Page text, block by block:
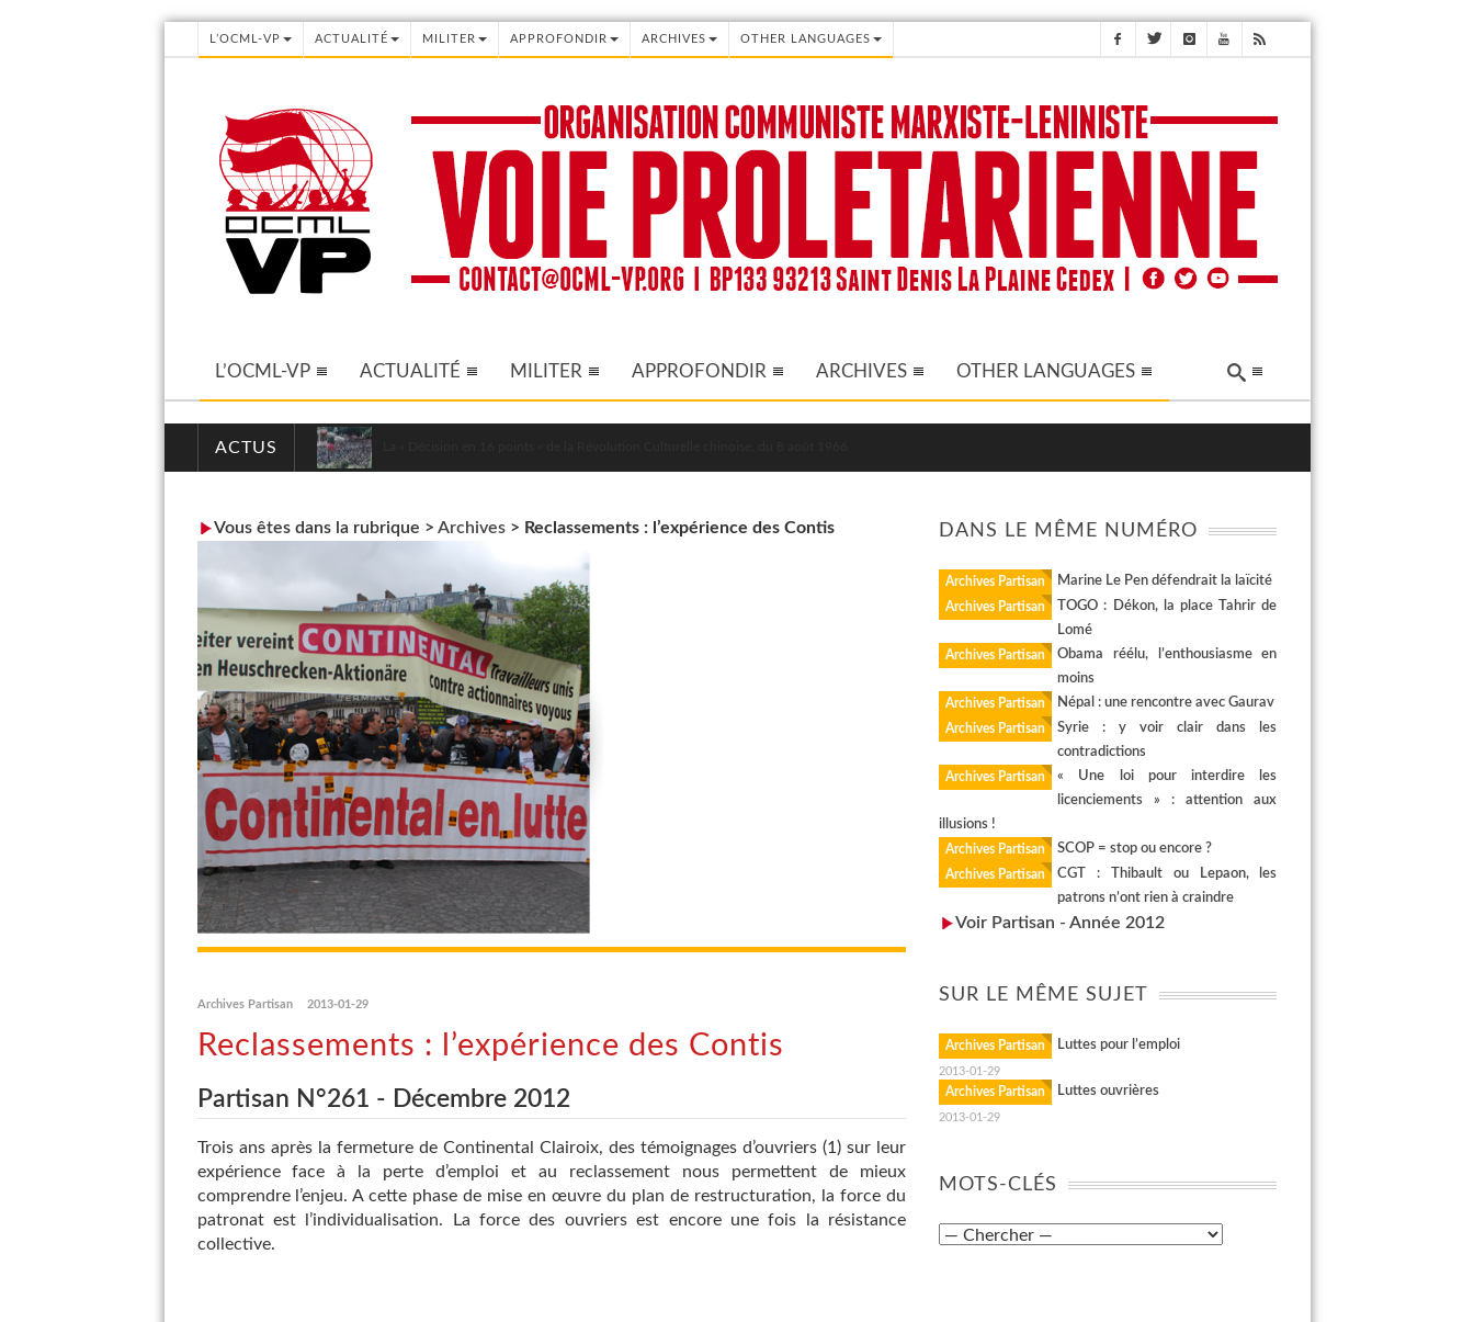
L’OCML-VP ACTUALITÉ MILITER APPROFONDIR ARCHIVES OTHER LANGUAGES
L’OCML-VP ACTUALITÉ MILITER APPROFONDIR ARCHIVES OTHER LANGUAGES
ACTUS
Vous êtes dans la rubrique > Archives> Reclassements : l’expérience des Contis
Archives Partisan 2013-01-29
Reclassements : l’expérience des Contis
Partisan N°261 - Décembre 2012
Trois ans après la fermeture de Continental Clairoix, des témoignages d’ouvriers (1) sur leur
expérience face à la perte d’emploi et au reclassement nous permettent de mieux
comprendre l’enjeu. A cette phase de mise en œuvre du plan de restructuration, la force du
patronat est l’individualisation. La force des ouvriers est encore une fois la résistance
collective.
DANS LE MÊME NUMÉRO
Archives Partisan Marine Le Pen défendrait la laïcité
Archives Partisan
TOGO : Dékon, la place Tahrir de
Lomé
Archives Partisan
Obama réélu, l’enthousiasme en
moins
Archives Partisan Népal : une rencontre avec Gaurav
Archives Partisan
Syrie : y voir clair dans les
contradictions
Archives Partisan
« Une loi pour interdire les
licenciements » : attention aux
illusions !
Archives Partisan SCOP = stop ou encore ?
Archives Partisan
CGT : Thibault ou Lepaon, les
patrons n’ont rien à craindre
Voir Partisan - Année 2012
SUR LE MÊME SUJET
Archives Partisan Luttes pour l’emploi
2013-01-29
Archives Partisan Luttes ouvrières
2013-01-29
MOTS-CLÉS